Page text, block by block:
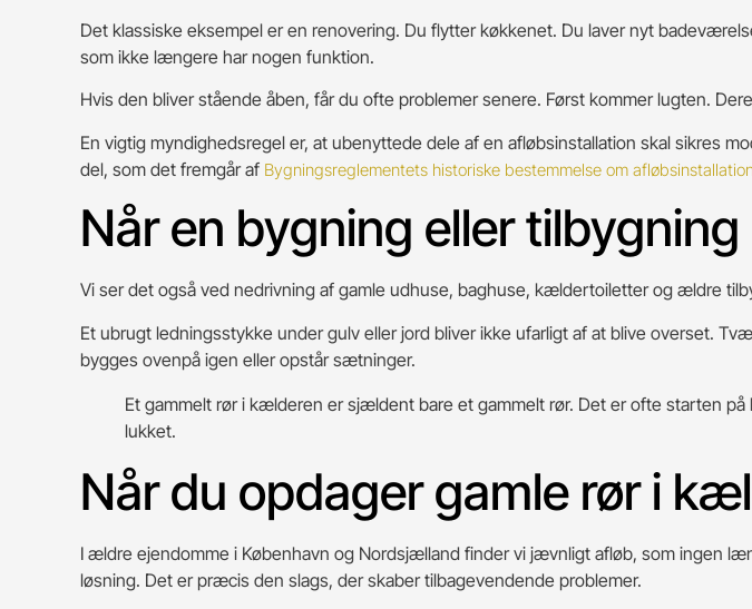
Det klassiske eksempel er en renovering. Du flytter køkkenet. Du laver nyt
som ikke længere har nogen funktion.
Hvis den bliver stående åben, får du ofte problemer senere. Først kommer lugten.
En vigtig myndighedsregel er, at ubenyttede dele af en afløbsinstallation skal sikres
del, som det fremgår af Bygningsreglementets historiske bestemmelse om
Når en bygning eller
Vi ser det også ved nedrivning af gamle udhuse, baghuse, kældertoiletter og ældre
Et ubrugt ledningsstykke under gulv eller jord bliver ikke ufarligt af at blive overset.
bygges ovenpå igen eller opstår sætninger.
Et gammelt rør i kælderen er sjældent bare et gammelt rør. Det er ofte starten
lukket.
Når du opdager gamle rør i
I ældre ejendomme i København og Nordsjælland finder vi jævnligt afløb, som ingen
løsning. Det er præcis den slags, der skaber tilbagevendende problemer.